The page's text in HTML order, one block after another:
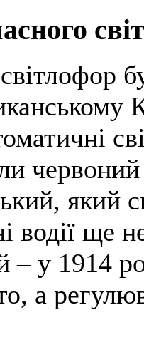
червоний
який
водії ще
– у 1914
а